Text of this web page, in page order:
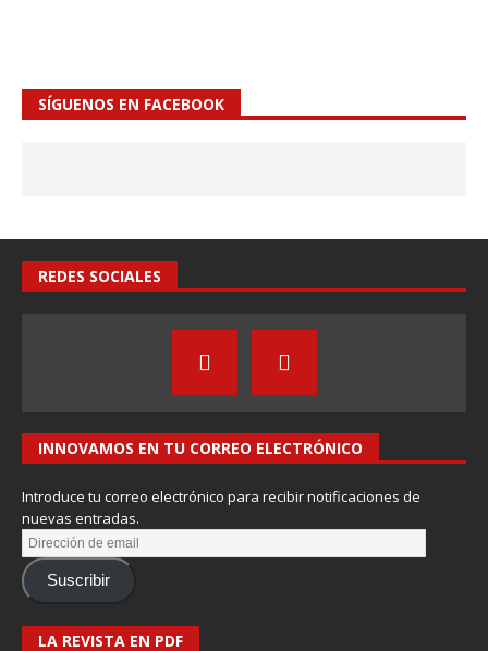
SÍGUENOS EN FACEBOOK
REDES SOCIALES
INNOVAMOS EN TU CORREO ELECTRÓNICO
Introduce tu correo electrónico para recibir notificaciones de
nuevas entradas.
Suscribir
LA REVISTA EN PDF